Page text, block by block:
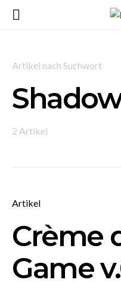
Artikel nach Suchwort
2 Artikel
Artikel
Crème
Game